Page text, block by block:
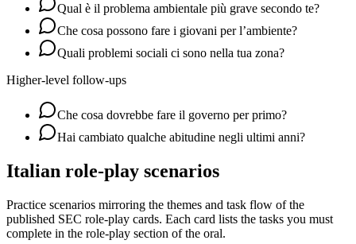
Qual è il problema ambientale più grave secondo te?
Che cosa possono fare i giovani per l’ambiente?
Quali problemi sociali ci sono nella tua zona?
Higher-level follow-ups
Che cosa dovrebbe fare il governo per primo?
Hai cambiato qualche abitudine negli ultimi anni?
Italian role-play scenarios
Practice scenarios mirroring the themes and task flow of the
published SEC role-play cards. Each card lists the tasks you must
complete in the role-play section of the oral.